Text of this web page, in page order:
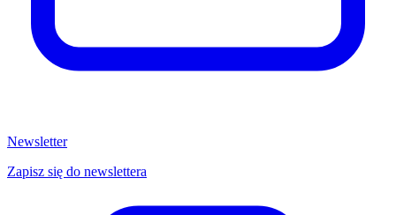
Newsletter
Zapisz się do newslettera